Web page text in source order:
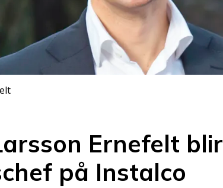
Ernefelt blir
på Instalco